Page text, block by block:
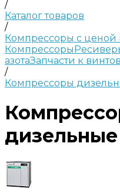
/
Каталог товаров
/
Компрессоры с ценой
Компрессоры
азотаЗапчасти к
/
Компрессоры
дизельные